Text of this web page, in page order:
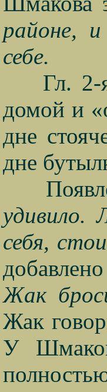
районе,
себе.
Гл. 2-
домой и
дне
дне
удивило.
себя,
Жак
Жак
У